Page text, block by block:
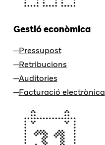
Gestió econòmica
Pressupost
Retribucions
Auditories
Facturació electrònica